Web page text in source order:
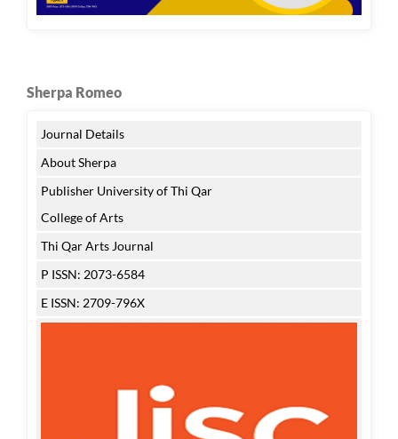
Sherpa Romeo
Journal Details
About Sherpa
Publisher University of Thi Qar
College of Arts
Thi Qar Arts Journal
P ISSN: 2073-6584
E ISSN: 2709-796X